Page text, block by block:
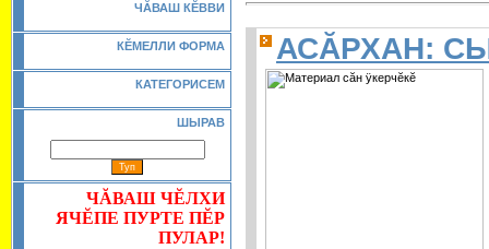
ЧĂВАШ КĔВВИ
КĔМЕЛЛИ ФОРМА
КАТЕГОРИСЕМ
ШЫРАВ
ЧĂВАШ ЧĔЛХИ
ЯЧĔПЕ ПУРТЕ ПĔР
ПУЛАР!
АСĂРХАН: